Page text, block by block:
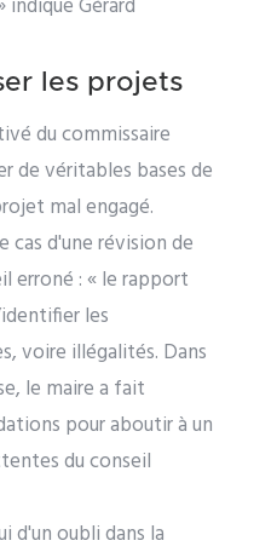
Gérard
les projets
du commissaire
de véritables bases de
mal engagé.
cas d'une révision de
erroné : « le rapport
les
voire illégalités. Dans
le maire a fait
pour aboutir à un
du conseil
d'un oubli dans la